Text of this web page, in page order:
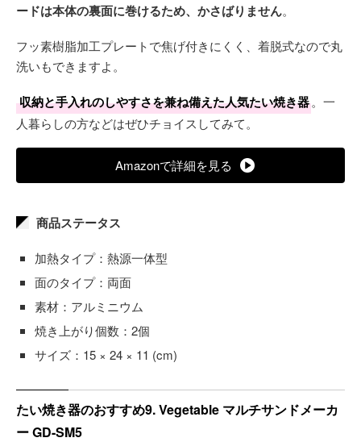
ードは本体の裏面に巻けるため、かさばりません。
フッ素樹脂加工プレートで焦げ付きにくく、着脱式なので丸
洗いもできますよ。
収納と手入れのしやすさを兼ね備えた人気たい焼き器。一
人暮らしの方などはぜひチョイスしてみて。
Amazonで詳細を見る
商品ステータス
加熱タイプ：熱源一体型
面のタイプ：両面
素材：アルミニウム
焼き上がり個数：2個
サイズ：15 × 24 × 11 (cm)
たい焼き器のおすすめ9. Vegetable マルチサンドメーカ
ー GD-SM5